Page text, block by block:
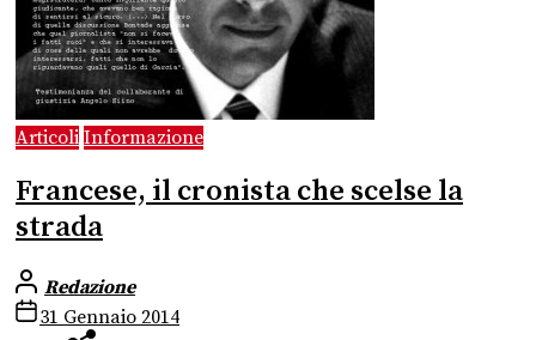
Articoli Informazione
Francese, il cronista che scelse la
strada
Redazione
31 Gennaio 2014